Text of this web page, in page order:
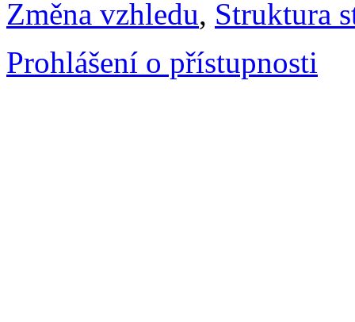
Změna vzhledu, Struktura
Prohlášení o přístupnosti